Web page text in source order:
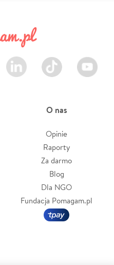
LinkedIn TikTok Youtube
O nas
Opinie
Raporty
Za darmo
Blog
Dla NGO
Fundacja Pomagam.pl